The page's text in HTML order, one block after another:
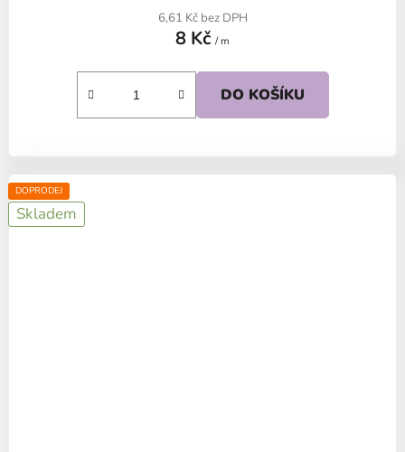
6,61 Kč bez DPH
8 Kč / m
DO KOŠÍKU
DOPRODEJ
Skladem